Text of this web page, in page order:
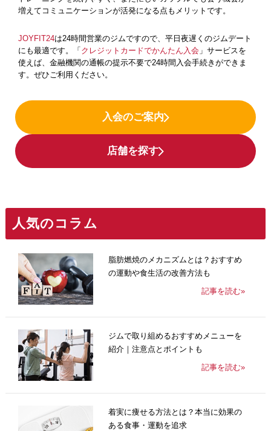
増えてコミュニケーションが活発になる点もメリットです。
JOYFIT24は24時間営業のジムですので、平日夜遅くのジムデート
にも最適です。「 クレジットカードでかんたん入会 」サービスを
使えば、金融機関の通帳の提示不要で24時間入会手続きができま
す。ぜひご利用ください。
入会のご案内
店舗を探す
人気のコラム
脂肪燃焼のメカニズムとは？おすすめ
の運動や食生活の改善方法も
記事を読む»
ジムで取り組めるおすすめメニューを
紹介｜注意点とポイントも
記事を読む»
着実に痩せる方法とは？本当に効果の
ある食事・運動を追求